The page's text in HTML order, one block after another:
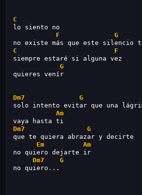
C
lo siento no
F
G
no existe más que este silencio
C
F
siempre estaré si alguna vez
G
quieres venír
Dm7 G
solo intento evitar que una
Am
vaya hasta ti
Dm7
G
que te quiera abrazar y decirte
Em
Am
no quiero dejarte ir
Dm7
G
no quiero...